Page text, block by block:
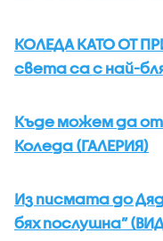
КОЛЕДА КАТО ОТ
света са с най-
Къде можем да
Коледа (ГАЛЕРИЯ)
Из писмата до
бях послушна”